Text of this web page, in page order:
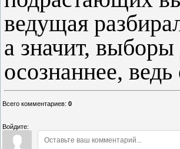
ведущая
а значит,
осознаннее,
Всего комментариев: 0
Войдите: